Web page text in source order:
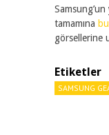
tamamına
görsellerine
Etiketler
SAMSUNG